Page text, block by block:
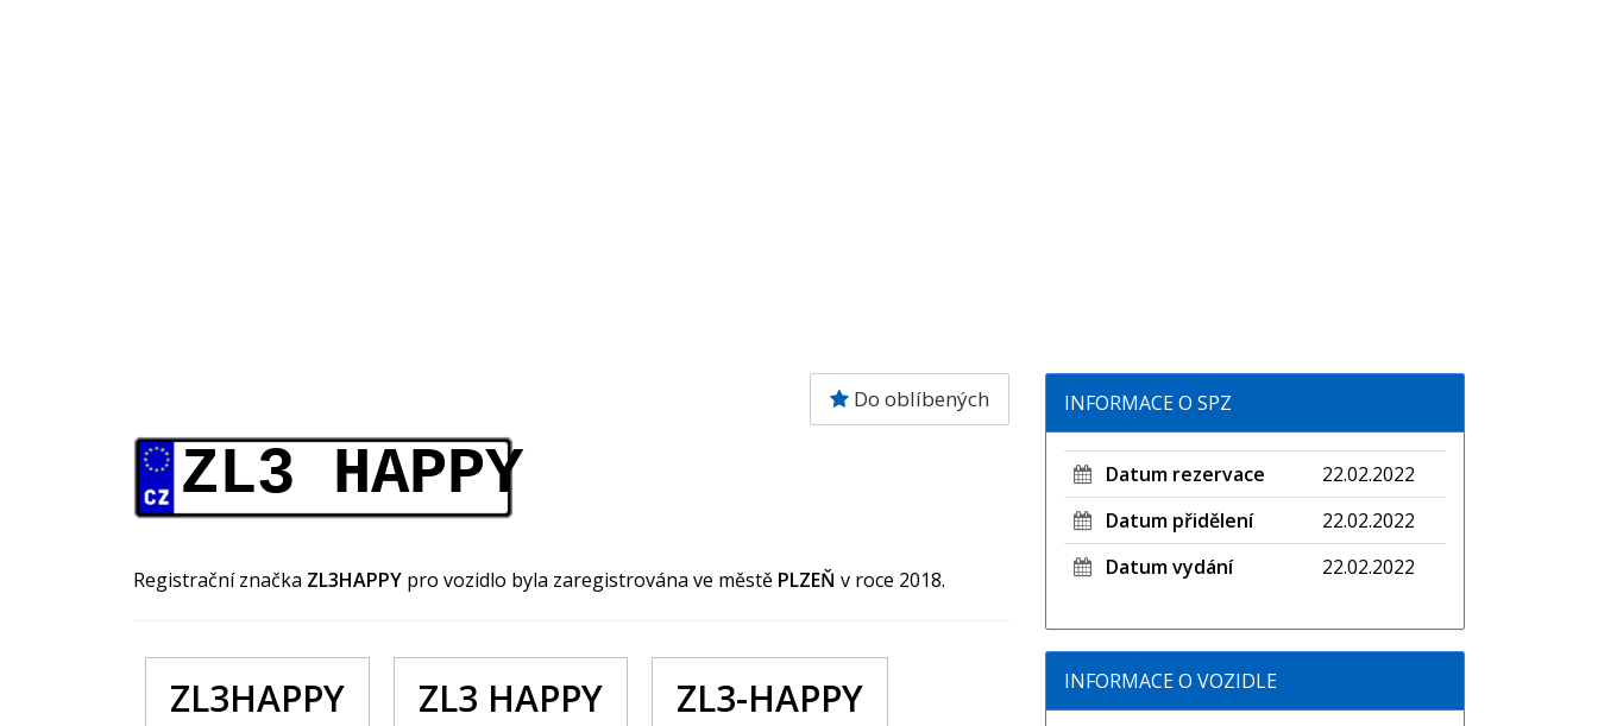
Do oblíbených
ZL3 HAPPY
Registrační značka ZL3HAPPY pro vozidlo byla zaregistrována ve městě PLZEŇ v roce 2018.
ZL3HAPPY ZL3 HAPPY ZL3-HAPPY
INFORMACE O SPZ
Datum rezervace
22.02.2022
Datum přidělení
22.02.2022
Datum vydání
22.02.2022
INFORMACE O VOZIDLE